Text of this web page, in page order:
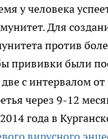
у человека
Для
против
прививки были
с интервалом от
через 9-12
года в